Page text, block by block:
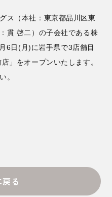
ス（本社：東京都品川区東
貫 啓二）の子会社である株
6日(月)に岩手県で3店舗目
」をオープンいたします。
。
る